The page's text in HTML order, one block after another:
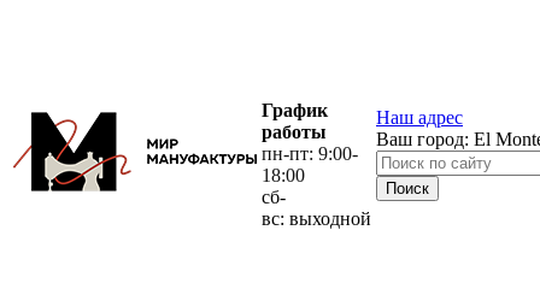
График
работы
пн-пт: 9:00-
18:00
сб-
вс: выходной
Наш адрес
Ваш город: El